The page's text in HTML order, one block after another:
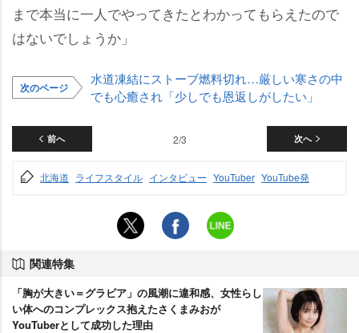
まで本当に一人でやってきたとわかってもらえたので
はないでしょうか」
次のページ
水道凍結にストーブ燃料切れ…厳しい寒さの中
でも心癒され「少しでも恩返しがしたい」
前へ 次へ
2/3
北海道 ライフスタイル インタビュー YouTuber YouTube発
関連特集
「胸が大きい＝グラビア」の風潮に違和感、女性らし
い体へのコンプレックス抱えたさくまみおが
YouTuberとして成功した理由